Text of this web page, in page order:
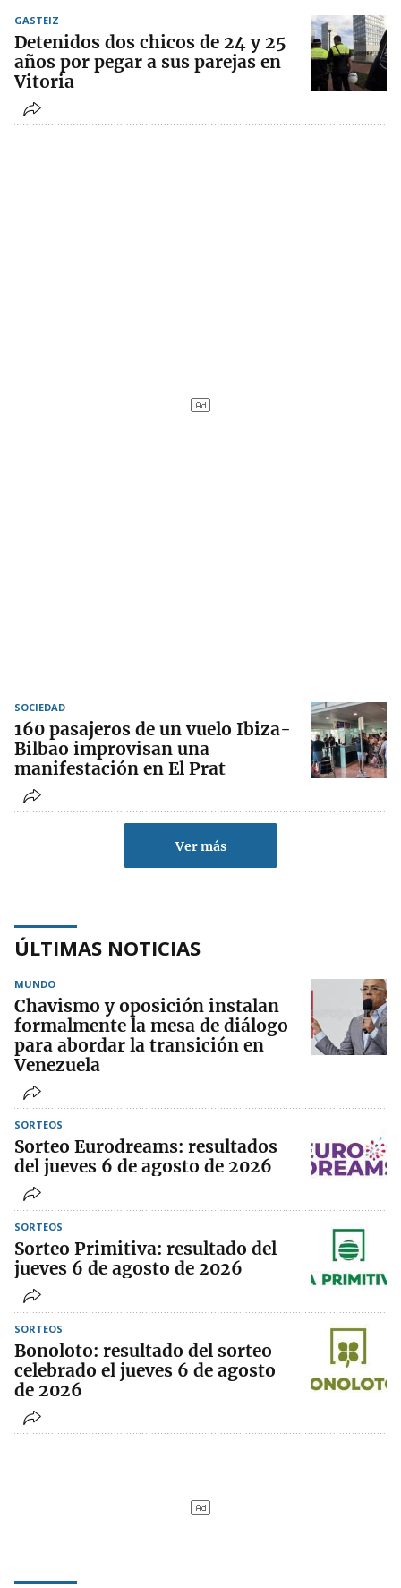
GASTEIZ
Detenidos dos chicos de 24 y 25
años por pegar a sus parejas en
Vitoria
SOCIEDAD
160 pasajeros de un vuelo Ibiza-
Bilbao improvisan una
manifestación en El Prat
Ver más
ÚLTIMAS NOTICIAS
MUNDO
Chavismo y oposición instalan
formalmente la mesa de diálogo
para abordar la transición en
Venezuela
SORTEOS
Sorteo Eurodreams: resultados
del jueves 6 de agosto de 2026
SORTEOS
Sorteo Primitiva: resultado del
jueves 6 de agosto de 2026
SORTEOS
Bonoloto: resultado del sorteo
celebrado el jueves 6 de agosto
de 2026